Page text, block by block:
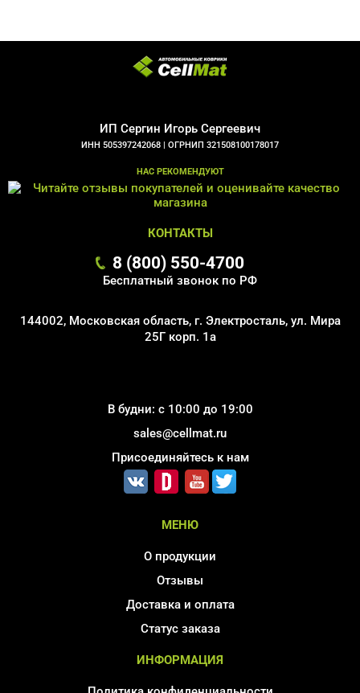
ИП Сергин Игорь Сергеевич
ИНН 505397242068 | ОГРНИП 321508100178017
НАС РЕКОМЕНДУЮТ
КОНТАКТЫ
8 (800) 550-4700
Бесплатный звонок по РФ
144002, Московская область, г. Электросталь, ул. Мира
25Г корп. 1а
В будни: с 10:00 до 19:00
sales@cellmat.ru
Присоединяйтесь к нам
МЕНЮ
О продукции
Отзывы
Доставка и оплата
Статус заказа
ИНФОРМАЦИЯ